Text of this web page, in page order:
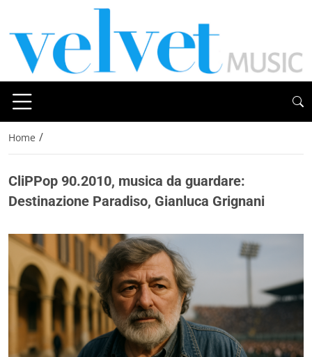
Home /
CliPPop 90.2010, musica da guardare:
Destinazione Paradiso, Gianluca Grignani